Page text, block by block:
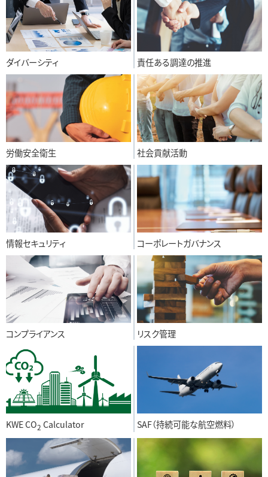
ダイバーシティ 責任ある調達の推進
労働安全衛生 社会貢献活動
情報セキュリティ コーポレートガバナンス
コンプライアンス リスク管理
KWE CO2 Calculator SAF（持続可能な航空燃料）